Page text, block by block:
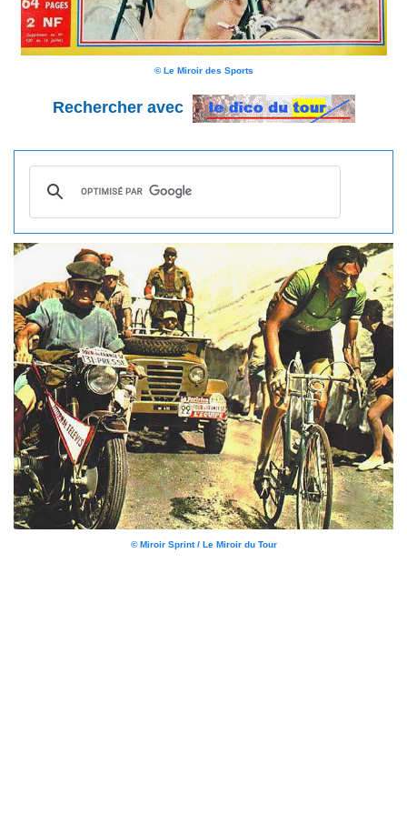
© Le Miroir des Sports
Rechercher avec
© Miroir Sprint / Le Miroir du Tour